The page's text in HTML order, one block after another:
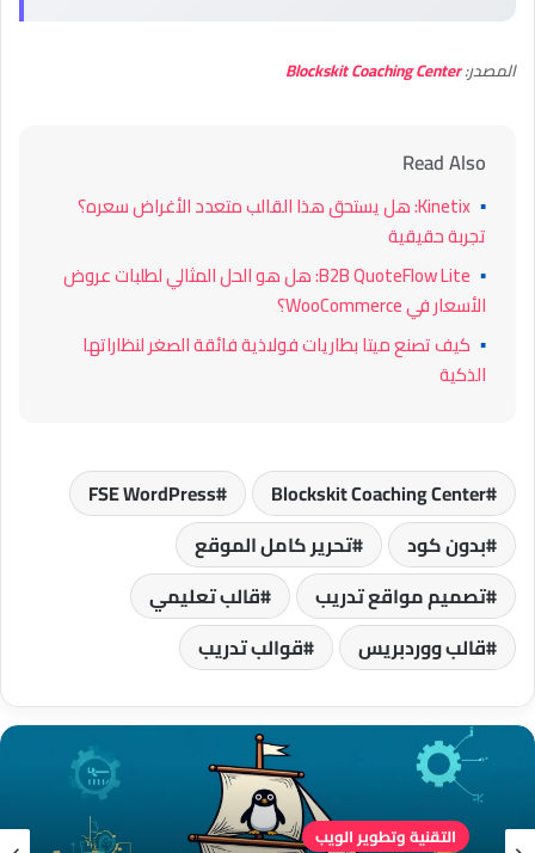
المصدر:Blockskit Coaching Center
Read Also
▪
Kinetix: هل يستحق هذا القالب متعدد الأغراض سعره؟
تجربة حقيقية
▪
B2B QuoteFlow Lite: هل هو الحل المثالي لطلبات عروض
الأسعار في WooCommerce؟
▪ كيف تصنع ميتا بطاريات فولاذية فائقة الصغر لنظاراتها
الذكية
Blockskit Coaching Center
FSE WordPress
بدون كود
تحرير كامل الموقع
تصميم مواقع تدريب
قالب تعليمي
قالب ووردبريس
قوالب تدريب